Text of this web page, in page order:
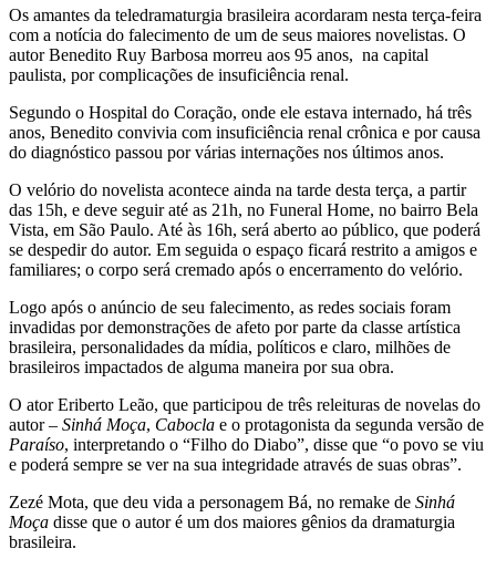
Os amantes da teledramaturgia brasileira acordaram nesta terça-feira
com a notícia do falecimento de um de seus maiores novelistas. O
autor Benedito Ruy Barbosa morreu aos 95 anos, na capital
paulista, por complicações de insuficiência renal.
Segundo o Hospital do Coração, onde ele estava internado, há três
anos, Benedito convivia com insuficiência renal crônica e por causa
do diagnóstico passou por várias internações nos últimos anos.
O velório do novelista acontece ainda na tarde desta terça, a partir
das 15h, e deve seguir até as 21h, no Funeral Home, no bairro Bela
Vista, em São Paulo. Até às 16h, será aberto ao público, que poderá
se despedir do autor. Em seguida o espaço ficará restrito a amigos e
familiares; o corpo será cremado após o encerramento do velório.
Logo após o anúncio de seu falecimento, as redes sociais foram
invadidas por demonstrações de afeto por parte da classe artística
brasileira, personalidades da mídia, políticos e claro, milhões de
brasileiros impactados de alguma maneira por sua obra.
O ator Eriberto Leão, que participou de três releituras de novelas do
autor – Sinhá Moça, Cabocla e o protagonista da segunda versão de
Paraíso, interpretando o “Filho do Diabo”, disse que “o povo se viu
e poderá sempre se ver na sua integridade através de suas obras”.
Zezé Mota, que deu vida a personagem Bá, no remake de Sinhá
Moça disse que o autor é um dos maiores gênios da dramaturgia
brasileira.